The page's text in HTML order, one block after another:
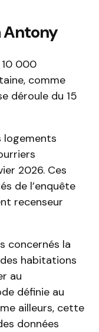
Antony
10 000
comme
déroule du 15
logements
2026. Ces
de l’enquête
recenseur
concernés la
habitations
au
définie au
ailleurs, cette
données